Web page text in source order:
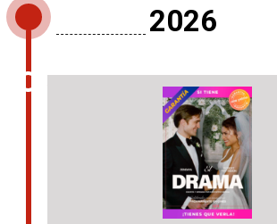
2026